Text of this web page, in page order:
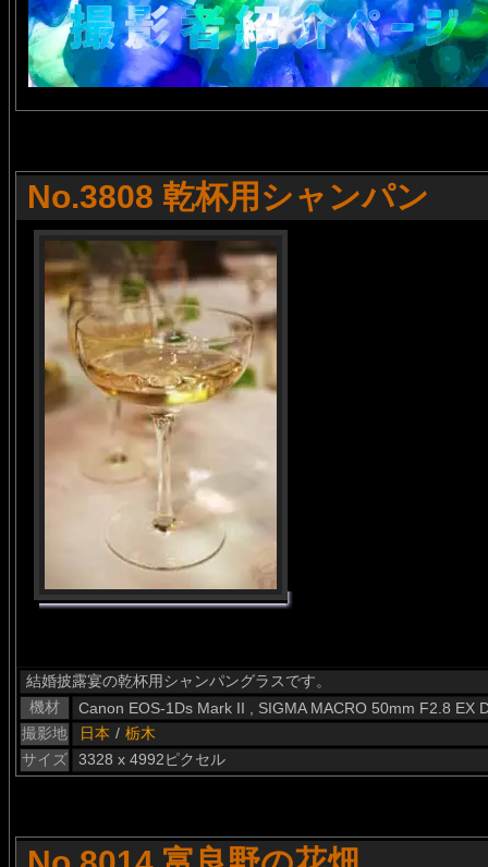
No.3808 乾杯用シャンパン
結婚披露宴の乾杯用シャンパングラスです。
機材
Canon EOS-1Ds Mark II , SIGMA MACRO 50mm F2.8 EX
撮影地
日本 / 栃木
サイズ
3328 x 4992ピクセル